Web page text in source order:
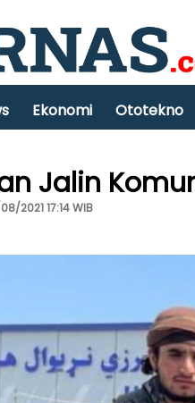
Ekonomi Ototekno
Jalin
2021 17:14 WIB